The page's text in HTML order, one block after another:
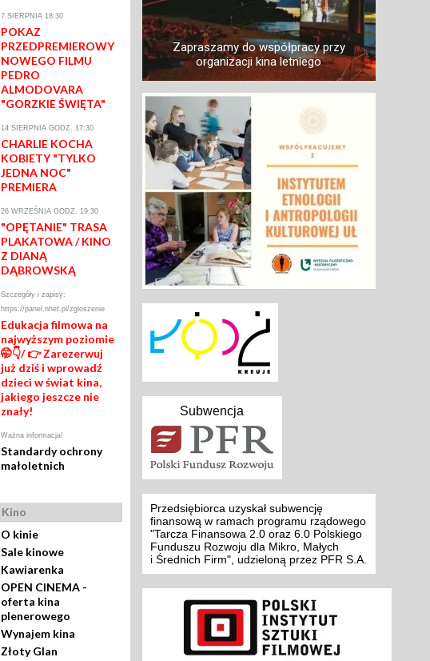
7 SIERPNIA 18:30
POKAZ
PRZEDPREMIEROWY
NOWEGO FILMU
PEDRO
ALMODOVARA
"GORZKIE ŚWIĘTA"
14 SIERPNIA GODZ. 17:30
CHARLIE KOCHA
KOBIETY "TYLKO
JEDNA NOC"
PREMIERA
26 WRZEŚNIA GODZ. 19:30
"OPĘTANIE" TRASA
PLAKATOWA / KINO
Z DIANĄ
DĄBROWSKĄ
Szczegóły i zapisy:
https://panel.nhef.pl/zgloszenie
Edukacja filmowa na
najwyższym poziomie
🤭👇/ 👉 Zarezerwuj
już dziś i wprowadź
dzieci w świat kina,
jakiego jeszcze nie
znały!
Ważna informacja!
Standardy ochrony
małoletnich
Kino
O kinie
Sale kinowe
Kawiarenka
OPEN CINEMA -
oferta kina
plenerowego
Wynajem kina
Złoty Glan
Zapraszamy do współpracy przy
organizacji kina letniego
Subwencja
Przedsiębiorca uzyskał subwencję
finansową w ramach programu rządowego
"Tarcza Finansowa 2.0 oraz 6.0 Polskiego
Funduszu Rozwoju dla Mikro, Małych
i Średnich Firm", udzieloną przez PFR S.A.